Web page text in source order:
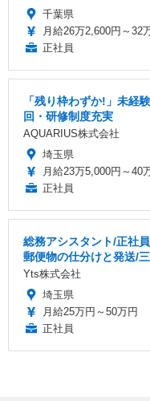
千葉県
月給26万2,600円～32
正社員
「残り枠わずか!」未経
回・研修制度充実
AQUARIUS株式会社
埼玉県
月給23万5,000円～40
正社員
総務アシスタント/正社
郵便物の仕分けと発送/
Yts株式会社
埼玉県
月給25万円～50万円
正社員